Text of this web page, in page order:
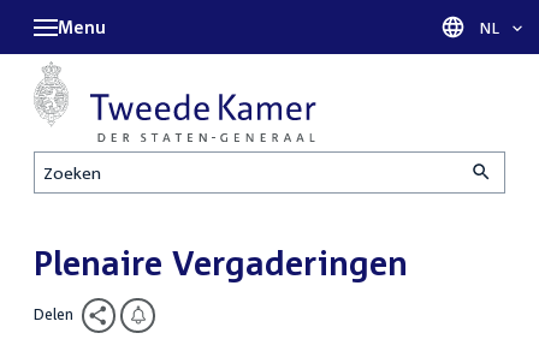
Zoeken
Menu Taal
NL
Plenaire Vergaderingen
Delen